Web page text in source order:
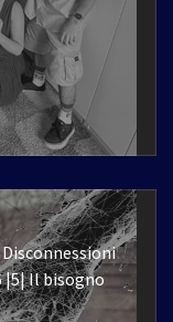
|5| Il bisogno